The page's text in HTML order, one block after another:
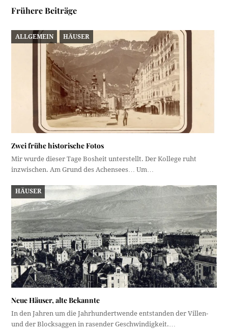
Frühere Beiträge
ALLGEMEIN HÄUSER
Zwei frühe historische Fotos
Mir wurde dieser Tage Bosheit unterstellt. Der Kollege ruht
inzwischen. Am Grund des Achensees… Um…
HÄUSER
Neue Häuser, alte Bekannte
In den Jahren um die Jahrhundertwende entstanden der Villen-
und der Blocksaggen in rasender Geschwindigkeit.…